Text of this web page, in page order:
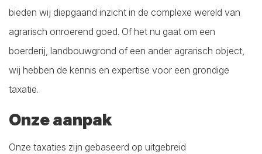
bieden wij diepgaand inzicht in de complexe wereld van
agrarisch onroerend goed. Of het nu gaat om een
boerderij, landbouwgrond of een ander agrarisch object,
wij hebben de kennis en expertise voor een grondige
taxatie.
Onze aanpak
Onze taxaties zijn gebaseerd op uitgebreid